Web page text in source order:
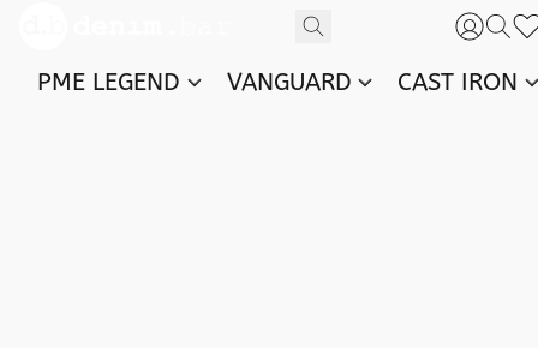
PME LEGEND VANGUARD CAST IRON